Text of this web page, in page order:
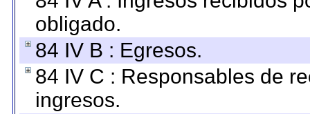
obligado.
84 IV B : Egresos.
84 IV C : Responsables de
ingresos.